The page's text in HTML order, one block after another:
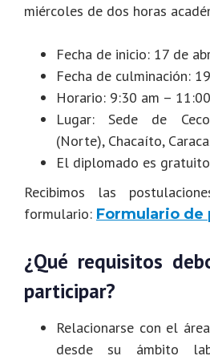
miércoles de dos horas
Fecha de inicio: 17 de
Fecha de culminación:
Horario: 9:30 am –
Lugar: Sede de
(Norte), Chacaíto,
El diplomado es
Recibimos las
formulario: Formulario de
¿Qué requisitos
participar?
Relacionarse con el
desde su ámbito